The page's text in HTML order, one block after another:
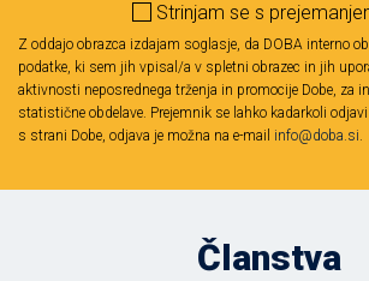
Strinjam se s
Z oddajo obrazca izdajam soglasje, da DOBA interno
podatke, ki sem jih vpisal/a v spletni obrazec in jih
aktivnosti neposrednega trženja in promocije Dobe, za
statistične obdelave. Prejemnik se lahko kadarkoli
s strani Dobe, odjava je možna na e-mail info@doba.si.
Članstva